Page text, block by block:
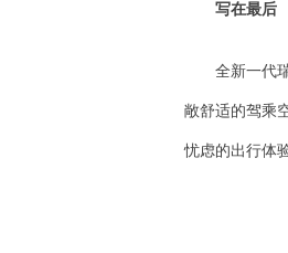
写在最后
全新一代
敞舒适的驾乘
忧虑的出行体验